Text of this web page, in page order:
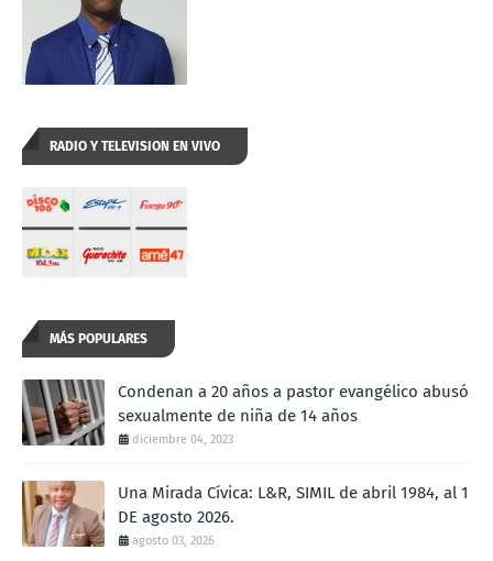
RADIO Y TELEVISION EN VIVO
MÁS POPULARES
Condenan a 20 años a pastor evangélico abusó
sexualmente de niña de 14 años
diciembre 04, 2023
Una Mirada Cívica: L&R, SIMIL de abril 1984, al 1
DE agosto 2026.
agosto 03, 2026